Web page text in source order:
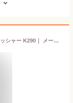
【マーナ公式】 つぶせるすくえる スプーンマッシャー K290｜ メール便 食洗機対応 マッシャー ポテトマッシャー マッシュ ポテト 常備菜 離乳食 ベビー 日本製 ナイロン キッチン 便利グッズ かわいい おしゃれ キッチンツール 調理用具 調理器具 キッチングッズ プレゼント